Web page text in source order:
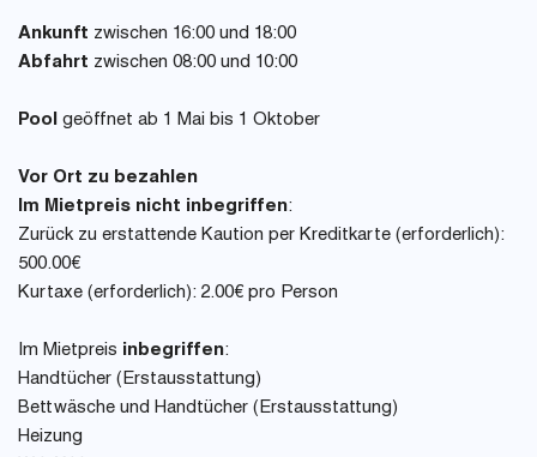
Ankunft zwischen 16:00 und 18:00
Abfahrt zwischen 08:00 und 10:00
Pool geöffnet ab 1 Mai bis 1 Oktober
Vor Ort zu bezahlen
Im Mietpreis nicht inbegriffen:
Zurück zu erstattende Kaution per Kreditkarte (erforderlich):
500.00€
Kurtaxe (erforderlich): 2.00€ pro Person
Im Mietpreis inbegriffen:
Handtücher (Erstausstattung)
Bettwäsche und Handtücher (Erstausstattung)
Heizung